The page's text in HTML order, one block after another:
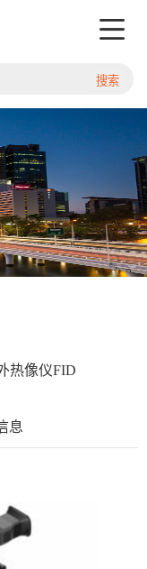
搜索
热像仪FID
息